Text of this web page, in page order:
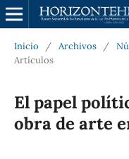
Inicio / Archivos /
Artículos
El papel
obra de arte